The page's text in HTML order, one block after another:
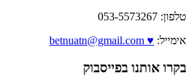
טלפון: 053-5573267
אימייל: ♥ betnuatn@gmail.com
בקרו אותנו בפייסבוק